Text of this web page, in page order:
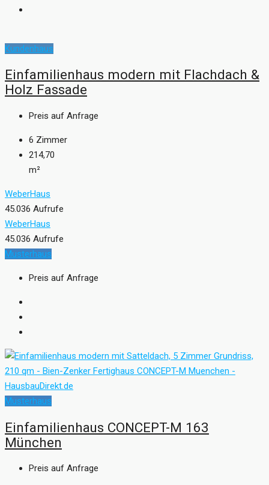
Kundenhaus
Einfamilienhaus modern mit Flachdach &
Holz Fassade
Preis auf Anfrage
6 Zimmer
214,70
m²
WeberHaus
45.036 Aufrufe
WeberHaus
45.036 Aufrufe
Musterhaus
Preis auf Anfrage
Musterhaus
Einfamilienhaus CONCEPT-M 163
München
Preis auf Anfrage